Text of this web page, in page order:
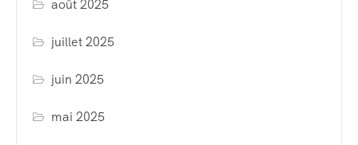
août 2025
juillet 2025
juin 2025
mai 2025